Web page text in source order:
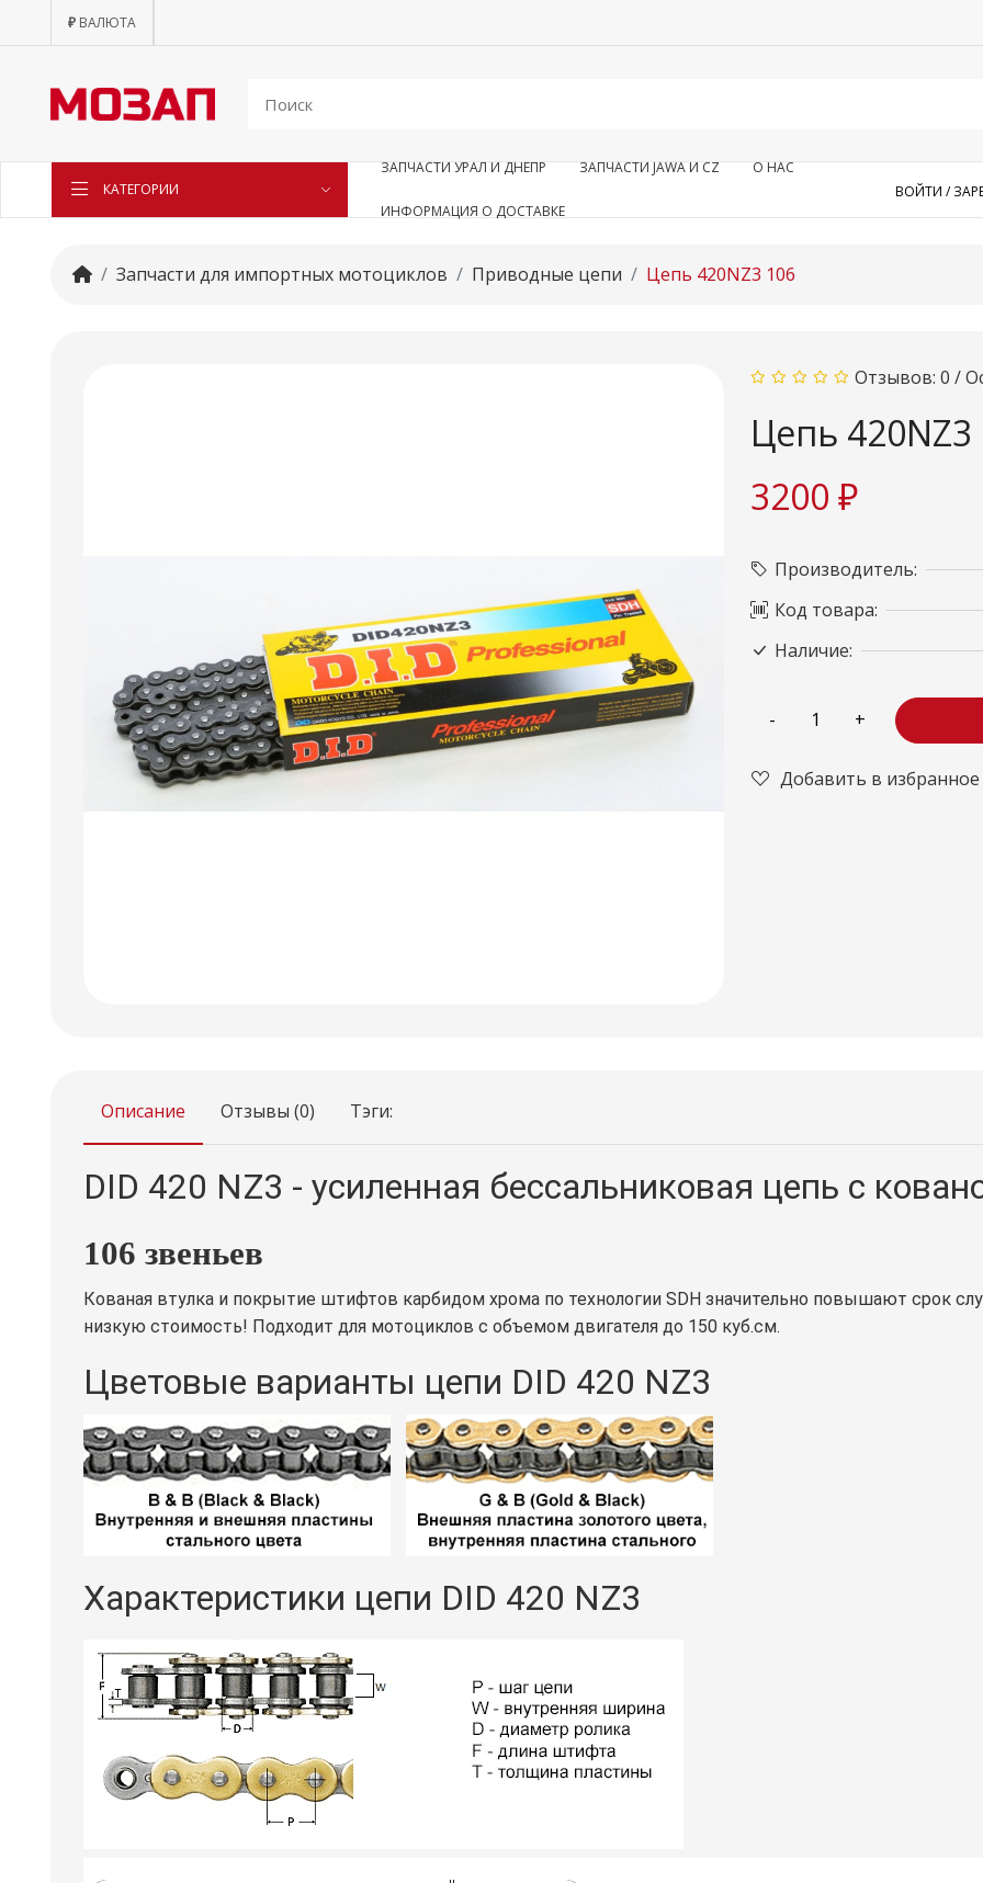
₽ ВАЛЮТА
КАТЕГОРИИ
ЗАПЧАСТИ УРАЛ И ДНЕПР ЗАПЧАСТИ JAWA И CZ О НАС
ИНФОРМАЦИЯ О ДОСТАВКЕ
ВОЙТИ /
Запчасти для импортных мотоциклов Приводные цепи Цепь 420NZ3 106
Отзывов: 0 /
Цепь 420NZ3
3200 ₽
Производитель:
Код товара:
Наличие:
Добавить в избранное
Описание Отзывы (0) Тэги:
DID 420 NZ3 - усиленная бессальниковая цепь с
106 звеньев
Кованая втулка и покрытие штифтов карбидом хрома по технологии SDH значительно повышают срок
низкую стоимость! Подходит для мотоциклов с объемом двигателя до 150 куб.см.
Цветовые варианты цепи DID 420 NZ3
Характеристики цепи DID 420 NZ3